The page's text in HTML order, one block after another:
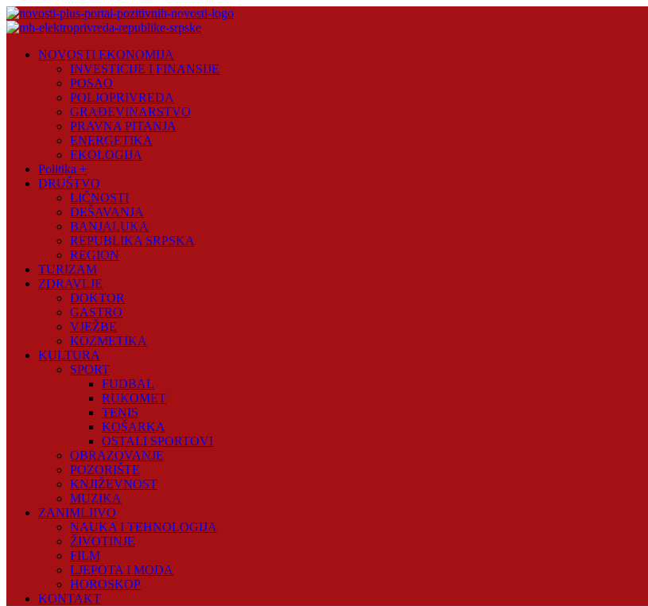
Skip
to
Plus
NOVOSTI EKONOMIJA
INVESTICIJE I FINANSIJE
POSAO
POLJOPRIVREDA
GRAĐEVINARSTVO
PRAVNA PITANJA
ENERGETIKA
EKOLOGIJA
Politika +
DRUŠTVO
LIČNOSTI
DEŠAVANJA
BANJALUKA
REPUBLIKA SRPSKA
REGION
TURIZAM
ZDRAVLJE
DOKTOR
GASTRO
VJEŽBE
KOZMETIKA
KULTURA
SPORT
FUDBAL
RUKOMET
TENIS
KOŠARKA
OSTALI SPORTOVI
OBRAZOVANJE
POZORIŠTE
KNJIŽEVNOST
MUZIKA
ZANIMLJIVO
NAUKA I TEHNOLOGIJA
ŽIVOTINJE
FILM
LJEPOTA I MODA
HOROSKOP
KONTAKT